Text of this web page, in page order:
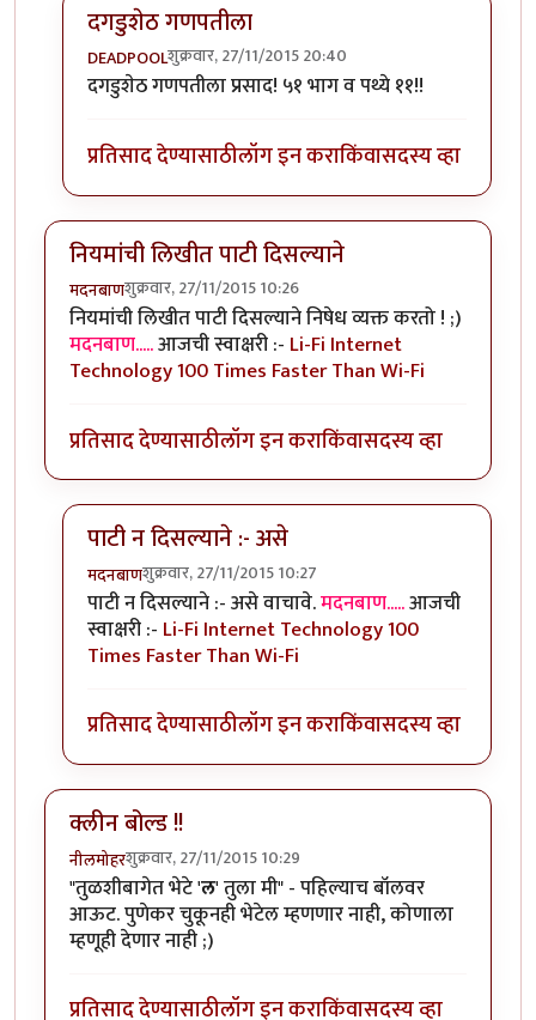
दगडुशेठ गणपतीला
DEADPOOLशुक्रवार, 27/11/2015 20:40
In reply toपण पाळावयाची पथ्ये ११ च का?by
दगडुशेठ गणपतीला प्रसाद! ५१ भाग व पथ्ये ११!!
प्रतिसाद देण्यासाठीलॉग इन कराकिंवासदस्य व्हा
नियमांची लिखीत पाटी दिसल्याने
मदनबाणशुक्रवार, 27/11/2015 10:26
नियमांची लिखीत पाटी दिसल्याने निषेध व्यक्त करतो ! ;)
मदनबाण.....आजची स्वाक्षरी :- Li-Fi Internet
Technology 100 Times Faster Than Wi-Fi
प्रतिसाद देण्यासाठीलॉग इन कराकिंवासदस्य व्हा
पाटी न दिसल्याने :- असे
मदनबाणशुक्रवार, 27/11/2015 10:27
In reply toनियमांची लिखीत पाटी दिसल्यानेbyमदनबाण
पाटी न दिसल्याने :- असे वाचावे.मदनबाण.....आजची
स्वाक्षरी :- Li-Fi Internet Technology 100
Times Faster Than Wi-Fi
प्रतिसाद देण्यासाठीलॉग इन कराकिंवासदस्य व्हा
क्लीन बोल्ड !!
नीलमोहरशुक्रवार, 27/11/2015 10:29
"तुळशीबागेत भेटे 'ल' तुला मी" - पहिल्याच बॉलवर
आऊट. पुणेकर चुकूनही भेटेल म्हणणार नाही, कोणाला
म्हणूही देणार नाही ;)
प्रतिसाद देण्यासाठीलॉग इन कराकिंवासदस्य व्हा